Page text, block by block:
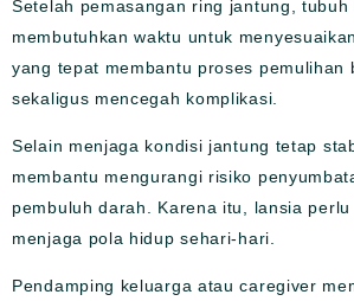
Setelah pemasangan ring jantung, tubuh
membutuhkan waktu untuk
yang tepat membantu proses pemulihan
sekaligus mencegah komplikasi.
Selain menjaga kondisi jantung tetap
membantu mengurangi risiko
pembuluh darah. Karena itu, lansia
menjaga pola hidup sehari-hari.
Pendamping keluarga atau caregiver